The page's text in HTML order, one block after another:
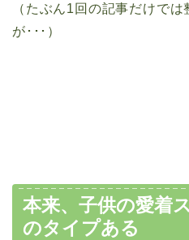
（たぶん1回の記事だけで
が･･･）
本来、子供の愛着
のタイプある